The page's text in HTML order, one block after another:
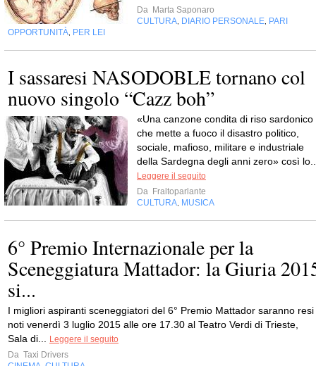
Da Marta Saponaro
CULTURA DIARIO PERSONALE PARI
OPPORTUNITÀ PER LEI
I sassaresi NASODOBLE tornano col
nuovo singolo “Cazz boh”
«Una canzone condita di riso sardonico
che mette a fuoco il disastro politico,
sociale, mafioso, militare e industriale
della Sardegna degli anni zero» così
Leggere il seguito
Da Fraltoparlante
CULTURA MUSICA
6° Premio Internazionale per la
Sceneggiatura Mattador: la Giuria
si...
I migliori aspiranti sceneggiatori del 6° Premio Mattador saranno resi
noti venerdì 3 luglio 2015 alle ore 17.30 al Teatro Verdi di Trieste,
Sala di...
Leggere il seguito
Da Taxi Drivers